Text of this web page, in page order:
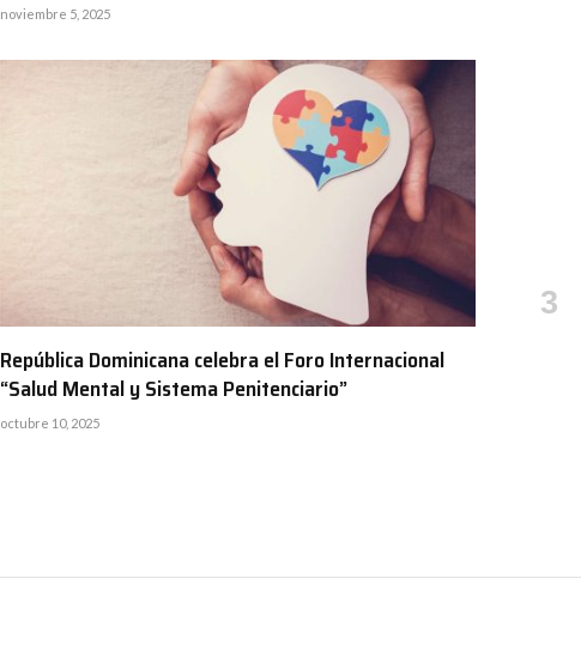
noviembre 5, 2025
República Dominicana celebra el Foro Internacional
“Salud Mental y Sistema Penitenciario”
octubre 10, 2025